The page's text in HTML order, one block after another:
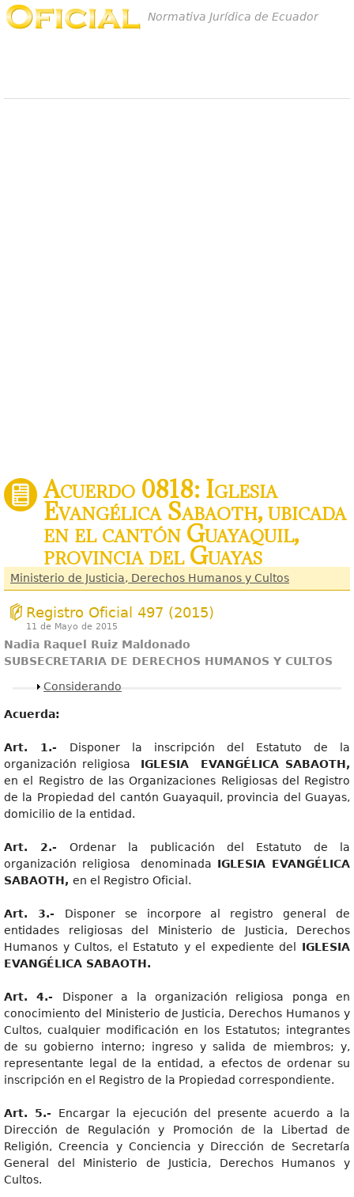
Normativa Jurídica de Ecuador
Acuerdo 0818: Iglesia
Evangélica Sabaoth, ubicada
en el cantón Guayaquil,
provincia del Guayas
Ministerio de Justicia, Derechos Humanos y Cultos
Registro Oficial 497 (2015)
11 de Mayo de 2015
Nadia Raquel Ruiz Maldonado
SUBSECRETARIA DE DERECHOS HUMANOS Y CULTOS
Mostrar
Considerando
Acuerda:
Art. 1.- Disponer la inscripción del Estatuto de la
organización religiosa IGLESIA EVANGÉLICA SABAOTH,
en el Registro de las Organizaciones Religiosas del Registro
de la Propiedad del cantón Guayaquil, provincia del Guayas,
domicilio de la entidad.
Art. 2.- Ordenar la publicación del Estatuto de la
organización religiosa denominada IGLESIA EVANGÉLICA
SABAOTH, en el Registro Oficial.
Art. 3.- Disponer se incorpore al registro general de
entidades religiosas del Ministerio de Justicia, Derechos
Humanos y Cultos, el Estatuto y el expediente del IGLESIA
EVANGÉLICA SABAOTH.
Art. 4.- Disponer a la organización religiosa ponga en
conocimiento del Ministerio de Justicia, Derechos Humanos y
Cultos, cualquier modificación en los Estatutos; integrantes
de su gobierno interno; ingreso y salida de miembros; y,
representante legal de la entidad, a efectos de ordenar su
inscripción en el Registro de la Propiedad correspondiente.
Art. 5.- Encargar la ejecución del presente acuerdo a la
Dirección de Regulación y Promoción de la Libertad de
Religión, Creencia y Conciencia y Dirección de Secretaría
General del Ministerio de Justicia, Derechos Humanos y
Cultos.